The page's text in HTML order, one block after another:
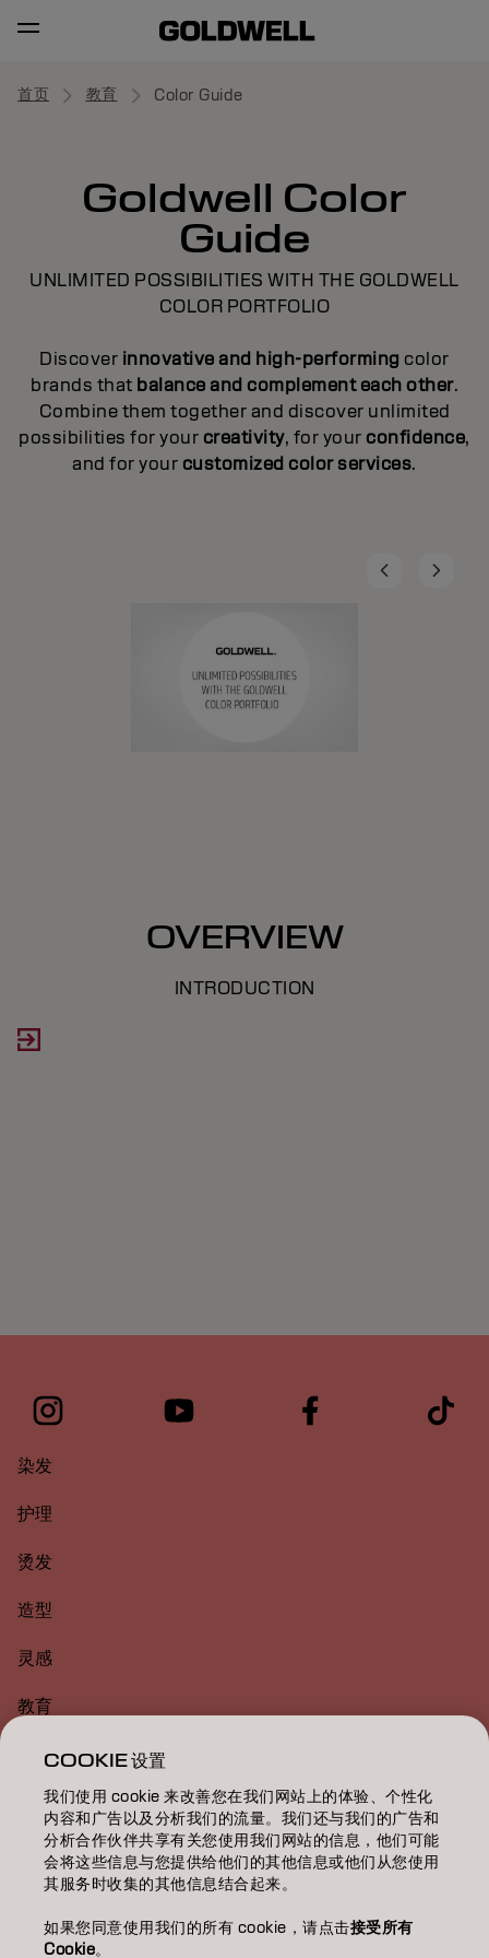
首页 教育 Color Guide
Goldwell Color
Guide
UNLIMITED POSSIBILITIES WITH THE GOLDWELL
COLOR PORTFOLIO
Discover innovative and high-performing color
brands that balance and complement each other.
Combine them together and discover unlimited
possibilities for your creativity, for your confidence,
and for your customized color services.
OVERVIEW
INTRODUCTION
染发
护理
烫发
造型
灵感
教育
关于
美发沙龙查找
成为合作伙伴
联系我们
COOKIE 设置
我们使用 cookie 来改善您在我们网站上的体验、个性化
内容和广告以及分析我们的流量。我们还与我们的广告和
分析合作伙伴共享有关您使用我们网站的信息，他们可能
会将这些信息与您提供给他们的其他信息或他们从您使用
其服务时收集的其他信息结合起来。
如果您同意使用我们的所有 cookie，请点击接受所有
Cookie。